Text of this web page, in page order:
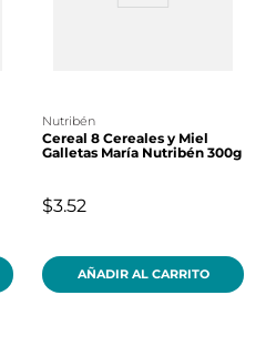
nutribén
Cereal 8 Cereales y Miel
Galletas María Nutribén 300g
$3.52
AÑADIR AL CARRITO